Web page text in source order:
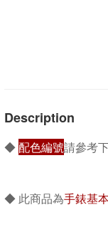
Description
◆配色編號請參考
◆ 此商品為手錶基